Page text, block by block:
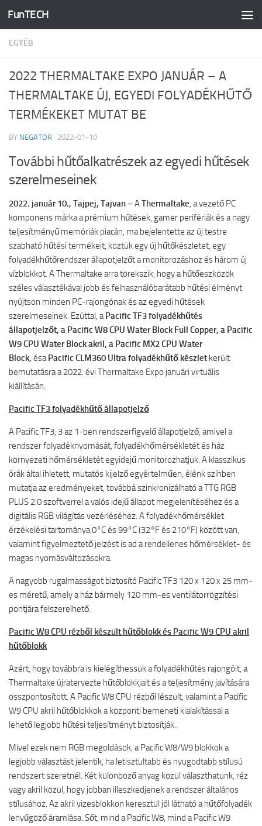
Skip to content
FunTECH
EGYÉB
2022 THERMALTAKE EXPO JANUÁR – A
THERMALTAKE ÚJ, EGYEDI FOLYADÉKHŰTŐ
TERMÉKEKET MUTAT BE
BY NEGATOR · 2022-01-10
További hűtőalkatrészek az egyedi hűtések
szerelmeseinek
2022. január 10., Tajpej, Tajvan －AThermaltake, a vezető PC
komponens márka a prémium hűtések, gamer perifériák és a nagy
teljesítményű memóriák piacán, ma bejelentette az új testre
szabható hűtési termékeit, köztük egy új hűtőkészletet, egy
folyadékhűtőrendszer állapotjelzőt a monitorozáshoz és három új
vízblokkot. A Thermaltake arra törekszik, hogy a hűtőeszközök
széles választékával jobb és felhasználóbarátabb hűtési élményt
nyújtson minden PC-rajongónak és az egyedi hűtések
szerelmeseinek. Ezúttal, aPacific TF3 folyadékhűtés
állapotjelzőt, a Pacific W8 CPU Water Block Full Copper, a Pacific
W9 CPU Water Block akril, a Pacific MX2 CPU Water
Block, ésaPacific CLM360 Ultra folyadékhűtő készlet került
bemutatásra a 2022. évi Thermaltake Expo januári virtuális
kiállításán.
Pacific TF3 folyadékhűtő állapotjelző
A Pacific TF3, 3 az 1-ben rendszerfigyelő állapotjelző, amivel a
rendszer folyadéknyomását, folyadékhőmérsékletét és ház
környezeti hőmérsékletét egyidejű monitorozhatjuk. A klasszikus
órák által ihletett, mutatós kijelző egyértelműen, élénk színben
mutatja az eredményeket, továbbá szinkronizálható a TTG RGB
PLUS 2.0 szoftverrel a valós idejű állapot megjelenítéséhez és a
digitális RGB világítás vezérléséhez. A folyadékhőmérséklet
érzékelési tartománya 0°C és 99°C (32°F és 210°F) között van,
valamint figyelmeztető jelzést is ad a rendellenes hőmérséklet- és
magas nyomásváltozásokra.
A nagyobb rugalmasságot biztosító Pacific TF3 120 x 120 x 25 mm-
es méretű, amely a ház bármely 120 mm-es ventilátorrögzítési
pontjára felszerelhető.
Pacific W8 CPU rézből készült hűtőblokk és Pacific W9 CPU akril
hűtőblokk
Azért, hogy továbbra is kielégíthessük a folyadékhűtés rajongóit, a
Thermaltake újratervezte hűtőblokkjait és a teljesítmény javítására
összpontosított. A Pacific W8 CPU rézből lészült, valamint a Pacific
W9 CPU akril hűtőblokkok a központi bemeneti kialakítással a
lehető legjobb hűtési teljesítményt biztosítják.
Mivel ezek nem RGB megoldások, a Pacific W8/W9 blokkok a
legjobb választást jelentik, ha letisztultabb és nyugodtabb stílusú
rendszert szeretnél. Két különböző anyag közül választhatunk, réz
vagy akril közül, hogy jobban illeszkedjenek a rendszer általános
stílusához. Az akril vizesblokkon keresztül jól látható a hűtőfolyadék
lenyűgöző áramlása. Sőt, mind a Pacific W8, mind a Pacific W9